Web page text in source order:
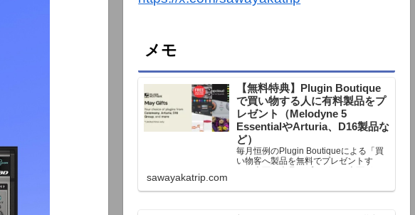
メモ
【無料特典】Plugin Boutique
で買い物する人に有料製品をプ
レゼント（Melodyne 5
EssentialやArturia、D16製品な
ど）
毎月恒例のPlugin Boutiqueによる「買
い物客へ製品を無料でプレゼントす
る」企画。今月もプレゼント企画が用
定額以上のお金を出して何かを購入す
sawayakatrip.com